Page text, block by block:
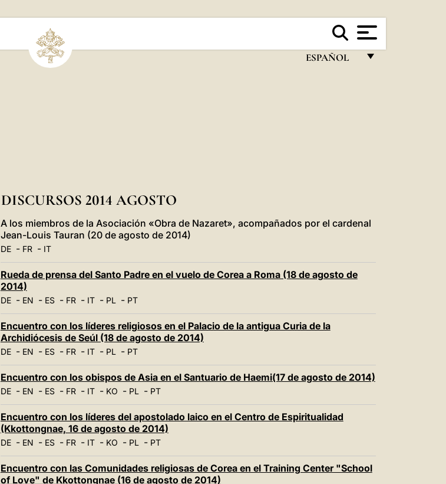
ESPAÑOL
POLSKI
中文
DISCURSOS 2014 AGOSTO
A los miembros de la Asociación «Obra de Nazaret», acompañados por el cardenal
Jean-Louis Tauran (20 de agosto de 2014)
DE- FR- IT
Rueda de prensa del Santo Padre en el vuelo de Corea a Roma (18 de agosto de
2014)
DE- EN - ES- FR- IT- PL- PT
Encuentro con los líderes religiosos en el Palacio de la antigua Curia de la
Archidiócesis de Seúl (18 de agosto de 2014)
DE- EN - ES- FR- IT- PL- PT
Encuentro con los obispos de Asia en el Santuario de Haemi(17 de agosto de 2014)
DE- EN - ES- FR- IT- KO - PL- PT
Encuentro con los líderes del apostolado laico en el Centro de Espiritualidad
(Kkottongnae, 16 de agosto de 2014)
DE- EN - ES- FR- IT- KO - PL- PT
Encuentro con las Comunidades religiosas de Corea en el Training Center "School
of Love" de Kkottongnae (16 de agosto de 2014)